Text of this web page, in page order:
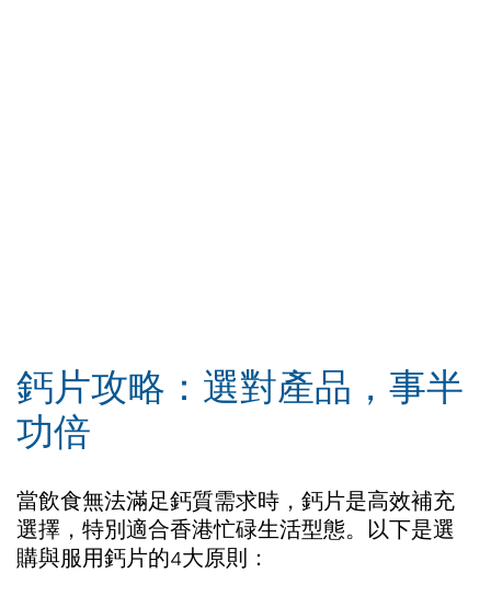
鈣片攻略：選對產品，事半
功倍
當飲食無法滿足鈣質需求時，鈣片是高效補充
選擇，特別適合香港忙碌生活型態。以下是選
購與服用鈣片的4大原則：